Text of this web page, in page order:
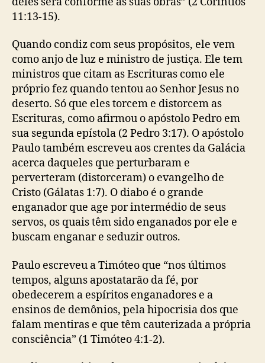
11:13-15).
Quando condiz com seus propósitos, ele vem
como anjo de luz e ministro de justiça. Ele tem
ministros que citam as Escrituras como ele
próprio fez quando tentou ao Senhor Jesus no
deserto. Só que eles torcem e distorcem as
Escrituras, como afirmou o apóstolo Pedro em
sua segunda epístola (2 Pedro 3:17). O apóstolo
Paulo também escreveu aos crentes da Galácia
acerca daqueles que perturbaram e
perverteram (distorceram) o evangelho de
Cristo (Gálatas 1:7). O diabo é o grande
enganador que age por intermédio de seus
servos, os quais têm sido enganados por ele e
buscam enganar e seduzir outros.
Paulo escreveu a Timóteo que “nos últimos
tempos, alguns apostatarão da fé, por
obedecerem a espíritos enganadores e a
ensinos de demônios, pela hipocrisia dos que
falam mentiras e que têm cauterizada a própria
consciência” (1 Timóteo 4:1-2).